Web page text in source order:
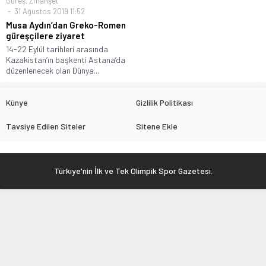
31 Ağustos 2019 11:52
Musa Aydın’dan Greko-Romen
güreşçilere ziyaret
14-22 Eylül tarihleri arasında
Kazakistan’ın başkenti Astana’da
düzenlenecek olan Dünya...
Künye Gizlilik Politikası
Tavsiye Edilen Siteler Sitene Ekle
Türkiye'nin İlk ve Tek Olimpik Spor Gazetesi.